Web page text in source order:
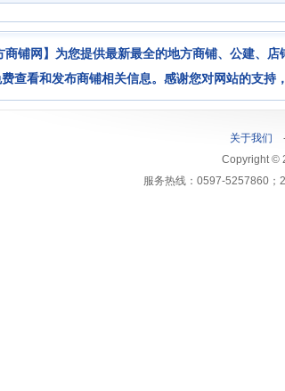
商铺网】为您提供最新最全的地方商铺、公建、
查看和发布商铺相关信息。感谢您对网站的支持
关于我们
Copyright ©
服务热线：0597-5257860